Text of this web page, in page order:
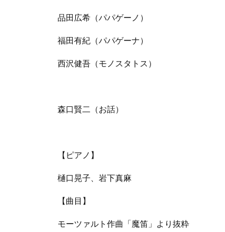
品田広希（パパゲーノ）
福田有紀（パパゲーナ）
西沢健吾（モノスタトス）
森口賢二（お話）
【ピアノ】
樋口晃子、岩下真麻
【曲目】
モーツァルト作曲「魔笛」より抜粋